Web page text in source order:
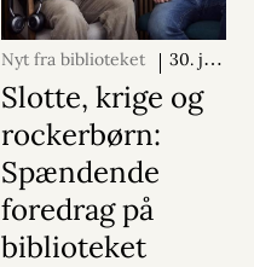
Nyt fra biblioteket
30. juli
2026
Slotte, krige og
rockerbørn:
Spændende
foredrag på
biblioteket